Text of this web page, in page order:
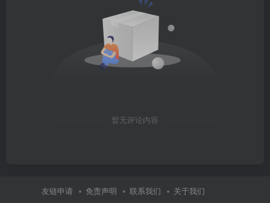
暂无评论内容
友链申请 免责声明 联系我们 关于我们